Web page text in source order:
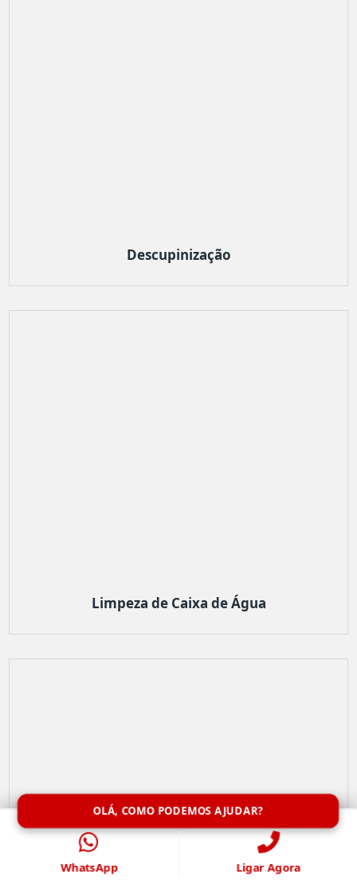
Descupinização
Limpeza de Caixa de Água
OLÁ, COMO PODEMOS AJUDAR?
WhatsApp Ligar Agora